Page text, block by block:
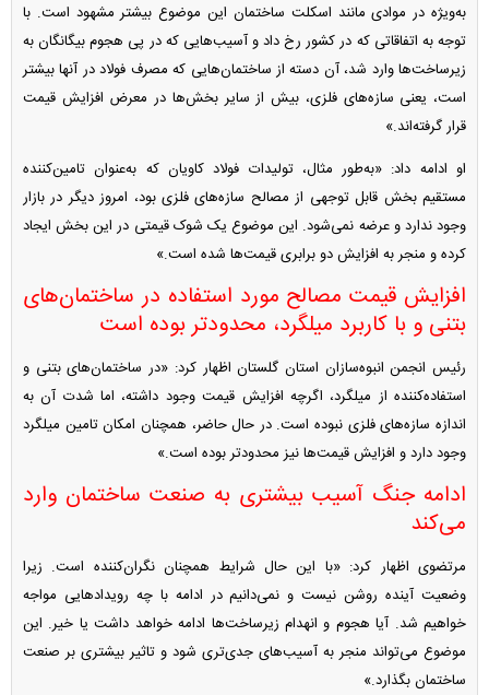
به‌ویژه در موادی مانند اسکلت ساختمان این موضوع بیشتر مشهود است. با
توجه به اتفاقاتی که در کشور رخ داد و آسیب‌هایی که در پی هجوم بیگانگان به
زیرساخت‌ها وارد شد، آن دسته از ساختمان‌هایی که مصرف فولاد در آنها بیشتر
است، یعنی سازه‌های فلزی، بیش از سایر بخش‌ها در معرض افزایش قیمت
قرار گرفته‌اند.»
او ادامه داد: «به‌طور مثال، تولیدات فولاد کاویان که به‌عنوان تامین‌کننده
مستقیم بخش قابل توجهی از مصالح سازه‌های فلزی بود، امروز دیگر در بازار
وجود ندارد و عرضه نمی‌شود. این موضوع یک شوک قیمتی در این بخش ایجاد
کرده و منجر به افزایش دو برابری قیمت‌ها شده است.»
افزایش قیمت مصالح مورد استفاده در ساختمان‌های
بتنی و با کاربرد میلگرد، محدودتر بوده است
رئیس انجمن انبوه‌سازان استان گلستان اظهار کرد: «در ساختمان‌های بتنی و
استفاده‌کننده از میلگرد، اگرچه افزایش قیمت وجود داشته، اما شدت آن به
اندازه سازه‌های فلزی نبوده است. در حال حاضر، همچنان امکان تامین میلگرد
وجود دارد و افزایش قیمت‌ها نیز محدودتر بوده است.»
ادامه جنگ آسیب بیشتری به صنعت ساختمان وارد
می‌کند
مرتضوی اظهار کرد: «با این حال شرایط همچنان نگران‌کننده است. زیرا
وضعیت آینده روشن نیست و نمی‌دانیم در ادامه با چه رویداد‌هایی مواجه
خواهیم شد. آیا هجوم و انهدام زیرساخت‌ها ادامه خواهد داشت یا خیر. این
موضوع می‌تواند منجر به آسیب‌های جدی‌تری شود و تاثیر بیشتری بر صنعت
ساختمان بگذارد.»